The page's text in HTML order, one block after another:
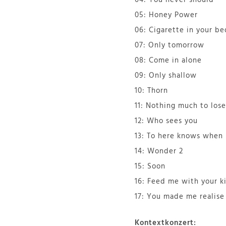
05: Honey Power
06: Cigarette in your
07: Only tomorrow
08: Come in alone
09: Only shallow
10: Thorn
11: Nothing much to lose
12: Who sees you
13: To here knows when
14: Wonder 2
15: Soon
16: Feed me with your
17: You made me realise
Kontextkonzert: